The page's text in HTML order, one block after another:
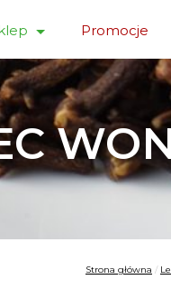
Promocje
Strona główna /